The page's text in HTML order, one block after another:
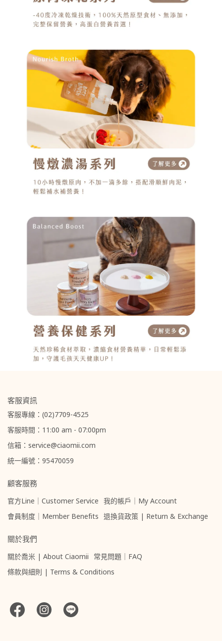
客服資訊
客服專線：(02)7709-4525
客服時間：11:00 am - 07:00pm
信箱：service@ciaomii.com
統一編號：95470059
顧客服務
官方Line｜Customer Service 我的帳戶｜My Account
會員制度｜Member Benefits 退換貨政策 | Return & Exchange
關於我們
關於喬米 | About Ciaomii 常見問題｜FAQ
條款與細則 | Terms & Conditions